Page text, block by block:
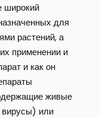
для
растений, а
применении и
и как он
живые
вирусы) или